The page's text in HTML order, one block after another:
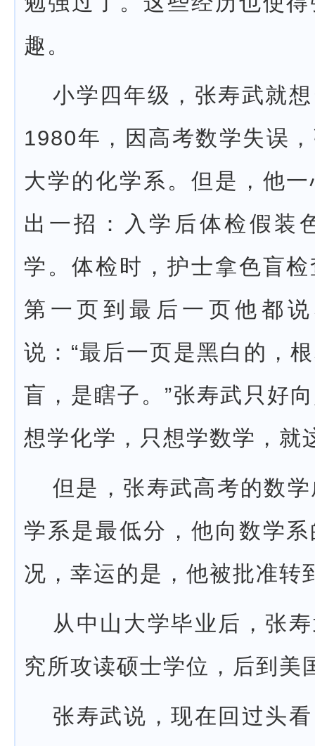
趣。
小学四年级，张寿武就
1980年，因高考数学失误
大学的化学系。但是，他
出一招：入学后体检假装
学。体检时，护士拿色盲
第一页到最后一页他都
说：“最后一页是黑白的，
盲，是瞎子。”张寿武只好
想学化学，只想学数学，就
但是，张寿武高考的数
学系是最低分，他向数学
况，幸运的是，他被批准转
从中山大学毕业后，张
究所攻读硕士学位，后到美
张寿武说，现在回过头